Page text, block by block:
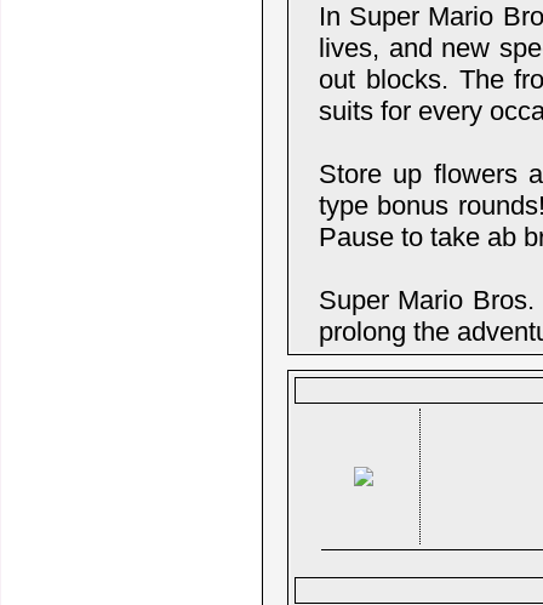
In Super Mario
lives, and new
out blocks. The
suits for every
Store up flowers
type bonus
Pause to take ab
Super Mario
prolong the